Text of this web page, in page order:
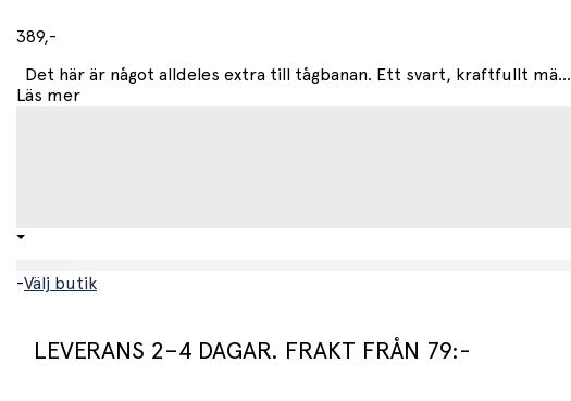
389,-
Det här är något alldeles extra till tågbanan. Ett svart, kraftfullt mä...
Läs mer
-Välj butik
LEVERANS 2–4 DAGAR. FRAKT FRÅN 79:-